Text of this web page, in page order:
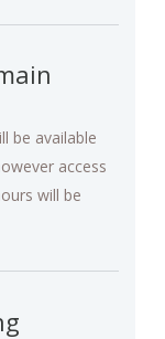
be available
access
will be